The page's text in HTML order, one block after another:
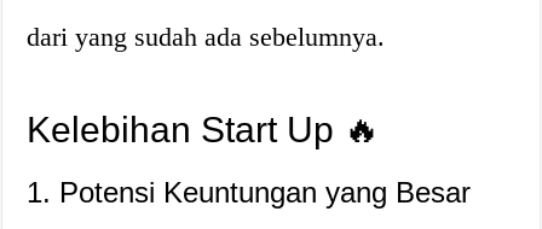
dari yang sudah ada sebelumnya.
Kelebihan Start Up 🔥
1. Potensi Keuntungan yang Besar